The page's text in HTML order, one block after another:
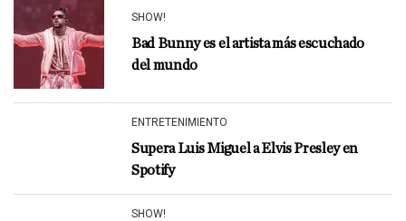
SHOW!
Bad Bunny es el artista más escuchado
del mundo
ENTRETENIMIENTO
Supera Luis Miguel a Elvis Presley en
Spotify
SHOW!